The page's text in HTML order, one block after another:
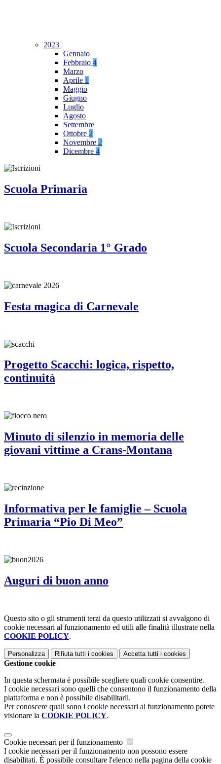
2023
Gennaio
Febbraio 4
Marzo
Aprile 1
Maggio
Giugno
Luglio
Agosto
Settembre
Ottobre 2
Novembre 2
Dicembre 4
Scuola Primaria
Scuola Secondaria 1° Grado
Festa magica di Carnevale
Progetto Scacchi: logica, rispetto,
continuità
Minuto di silenzio in memoria delle
giovani vittime a Crans-Montana
Informativa per le famiglie – Scuola
Primaria “Pio Di Meo”
Auguri di buon anno
Questo sito o gli strumenti terzi da questo utilizzati si avvalgono di
cookie necessari al funzionamento ed utili alle finalità illustrate nella
COOKIE POLICY.
Personalizza Rifiuta tutti i cookies Accetta tutti i cookies
Gestione cookie
In questa schermata è possibile scegliere quali cookie consentire.
I cookie necessari sono quelli che consentono il funzionamento della
piattaforma e non è possibile disabilitarli.
Per conoscere quali sono i cookie necessari al funzionamento potete
visionare la COOKIE POLICY.
Cookie necessari per il funzionamento
I cookie necessari per il funzionamento non possono essere
disabilitati. È possibile consultare l'elenco nella pagina della cookie